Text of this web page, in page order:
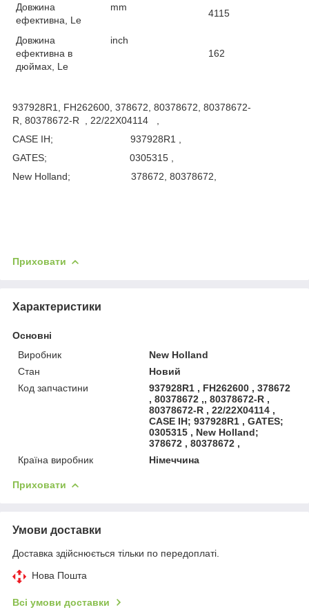
Довжина
ефективна, Le
mm
4115
Довжина
ефективна в
дюймах, Le
inch
162
937928R1, FH262600, 378672, 80378672, 80378672-
R, 80378672-R , 22/22X04114 ,
CASE IH; 937928R1 ,
GATES; 0305315 ,
New Holland; 378672, 80378672,
Приховати
Характеристики
Основні
Виробник
New Holland
Стан
Новий
Код запчастини
937928R1 , FH262600 , 378672
, 80378672 ,, 80378672-R ,
80378672-R , 22/22X04114 ,
CASE IH; 937928R1 , GATES;
0305315 , New Holland;
378672 , 80378672 ,
Країна виробник
Німеччина
Приховати
Умови доставки
Доставка здійснюється тільки по передоплаті.
Нова Пошта
Всі умови доставки